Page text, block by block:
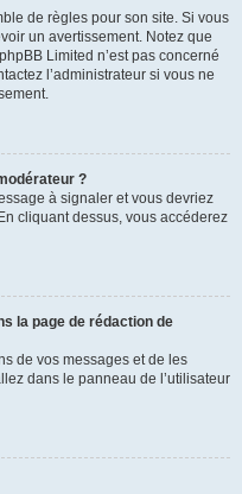
de règles pour son site. Si vous
un avertissement. Notez que
Limited n’est pas concerné
l’administrateur si vous ne
?
à signaler et vous devriez
cliquant dessus, vous accéderez
la page de rédaction de
de vos messages et de les
dans le panneau de l’utilisateur